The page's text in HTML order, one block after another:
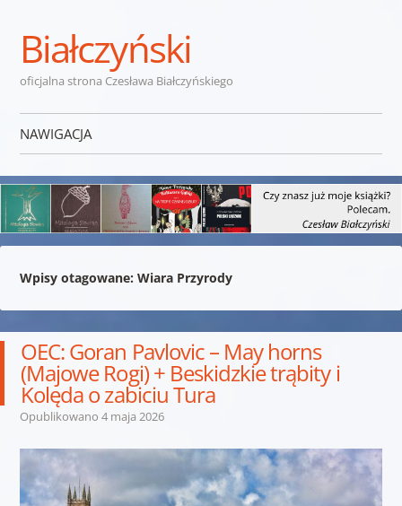
Białczyński
oficjalna strona Czesława Białczyńskiego
NAWIGACJA
Wpisy otagowane: Wiara Przyrody
OEC: Goran Pavlovic – May horns
(Majowe Rogi) + Beskidzkie trąbity i
Kolęda o zabiciu Tura
Opublikowano 4 maja 2026